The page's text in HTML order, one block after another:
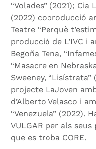
“Volades” (2021); Cia
(2022) coproducció
Teatre “Perquè
producció de L’IVC i
Begoña Tena,
“Masacre en
Sweeney,
projecte LaJoven
d’Alberto Velasco i
“Venezuela” (2022).
VULGAR per als
que es troba CORE.